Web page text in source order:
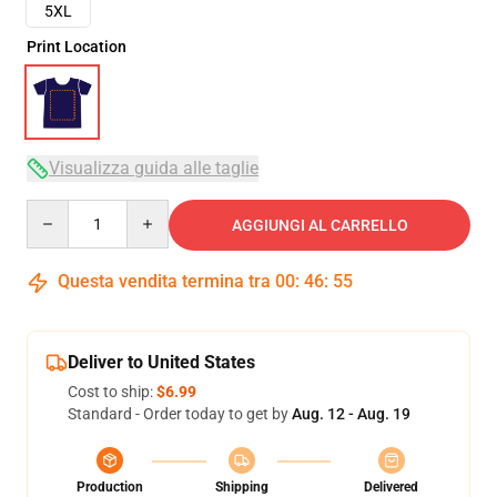
5XL
Print Location
Visualizza guida alle taglie
AGGIUNGI AL CARRELLO
Questa vendita termina tra 00: 46: 54
Deliver to United States
Cost to ship:$6.99
Standard - Order today to get byAug. 12 - Aug. 19
Production Shipping Delivered